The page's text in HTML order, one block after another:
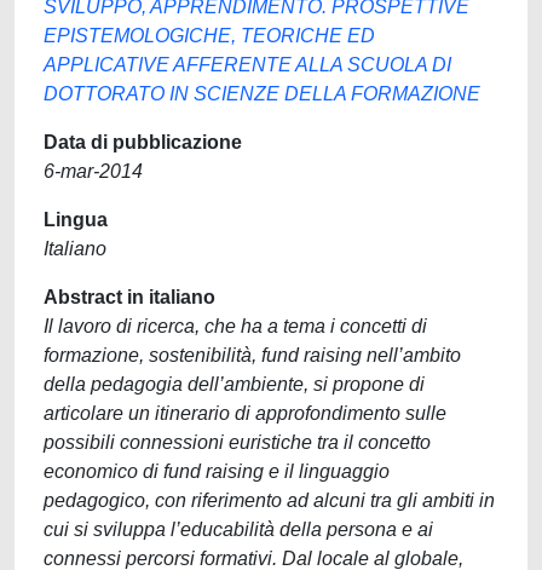
SVILUPPO, APPRENDIMENTO. PROSPETTIVE
EPISTEMOLOGICHE, TEORICHE ED
APPLICATIVE AFFERENTE ALLA SCUOLA DI
DOTTORATO IN SCIENZE DELLA FORMAZIONE
Data di pubblicazione
6-mar-2014
Lingua
Italiano
Abstract in italiano
Il lavoro di ricerca, che ha a tema i concetti di
formazione, sostenibilità, fund raising nell’ambito
della pedagogia dell’ambiente, si propone di
articolare un itinerario di approfondimento sulle
possibili connessioni euristiche tra il concetto
economico di fund raising e il linguaggio
pedagogico, con riferimento ad alcuni tra gli ambiti in
cui si sviluppa l’educabilità della persona e ai
connessi percorsi formativi. Dal locale al globale,